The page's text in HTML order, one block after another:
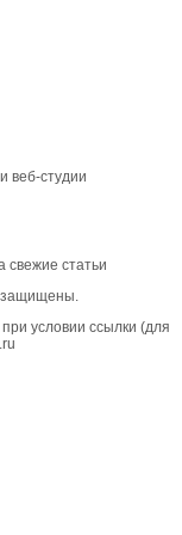
веб-студии
свежие статьи
защищены.
условии ссылки (для